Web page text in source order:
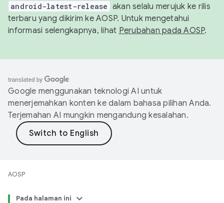
android-latest-release akan selalu merujuk ke rilis
terbaru yang dikirim ke AOSP. Untuk mengetahui
informasi selengkapnya, lihat Perubahan pada AOSP.
Google menggunakan teknologi AI untuk
menerjemahkan konten ke dalam bahasa pilihan Anda.
Terjemahan AI mungkin mengandung kesalahan.
AOSP
Pada halaman ini